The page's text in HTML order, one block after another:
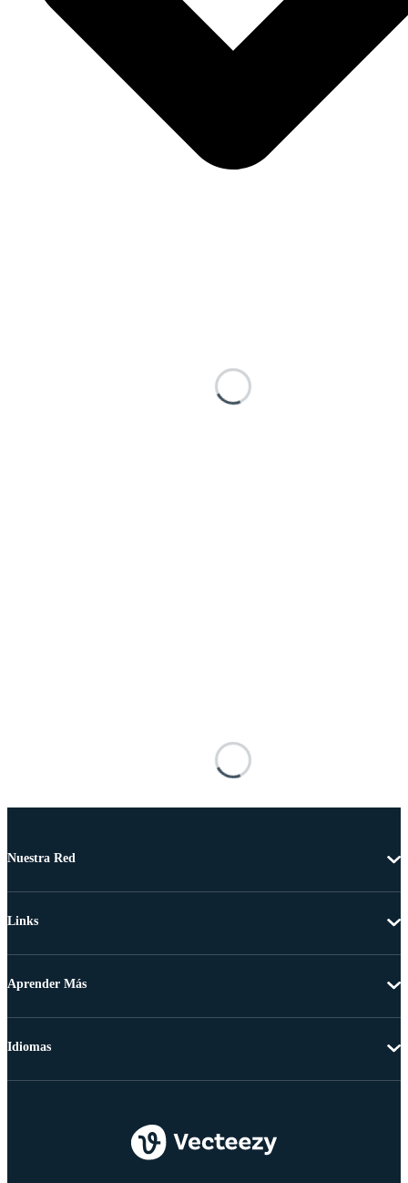
Nuestra Red
Links
Aprender Más
Idiomas